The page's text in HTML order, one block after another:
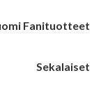
Fanituotteet
Sekalaiset